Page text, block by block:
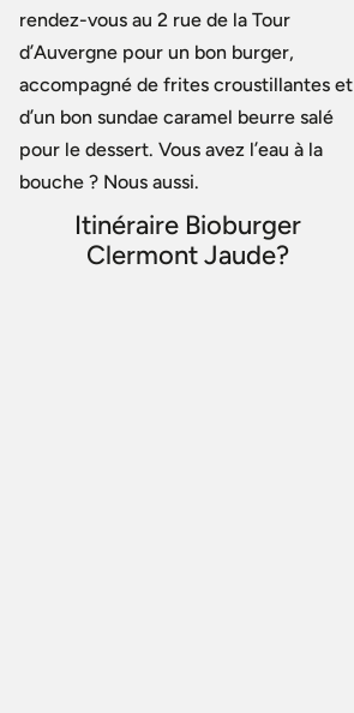
rendez-vous au 2 rue de la Tour
d’Auvergne pour un bon burger,
accompagné de frites croustillantes et
d’un bon sundae caramel beurre salé
pour le dessert. Vous avez l’eau à la
bouche ? Nous aussi.
Itinéraire Bioburger
Clermont Jaude?